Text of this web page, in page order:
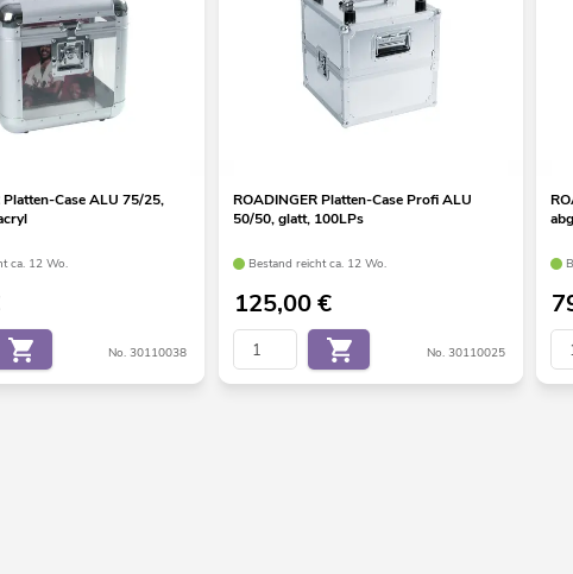
Platten-Case ALU 75/25,
ca. 12 Wo.
No. 30110038
ROADINGER Platten-Case Profi ALU
50/50, glatt, 100LPs
Bestand reicht ca. 12 Wo.
125,00€
No. 30110025